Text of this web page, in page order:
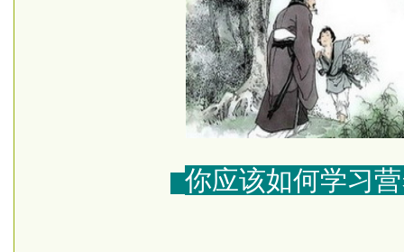
你应该如何学习